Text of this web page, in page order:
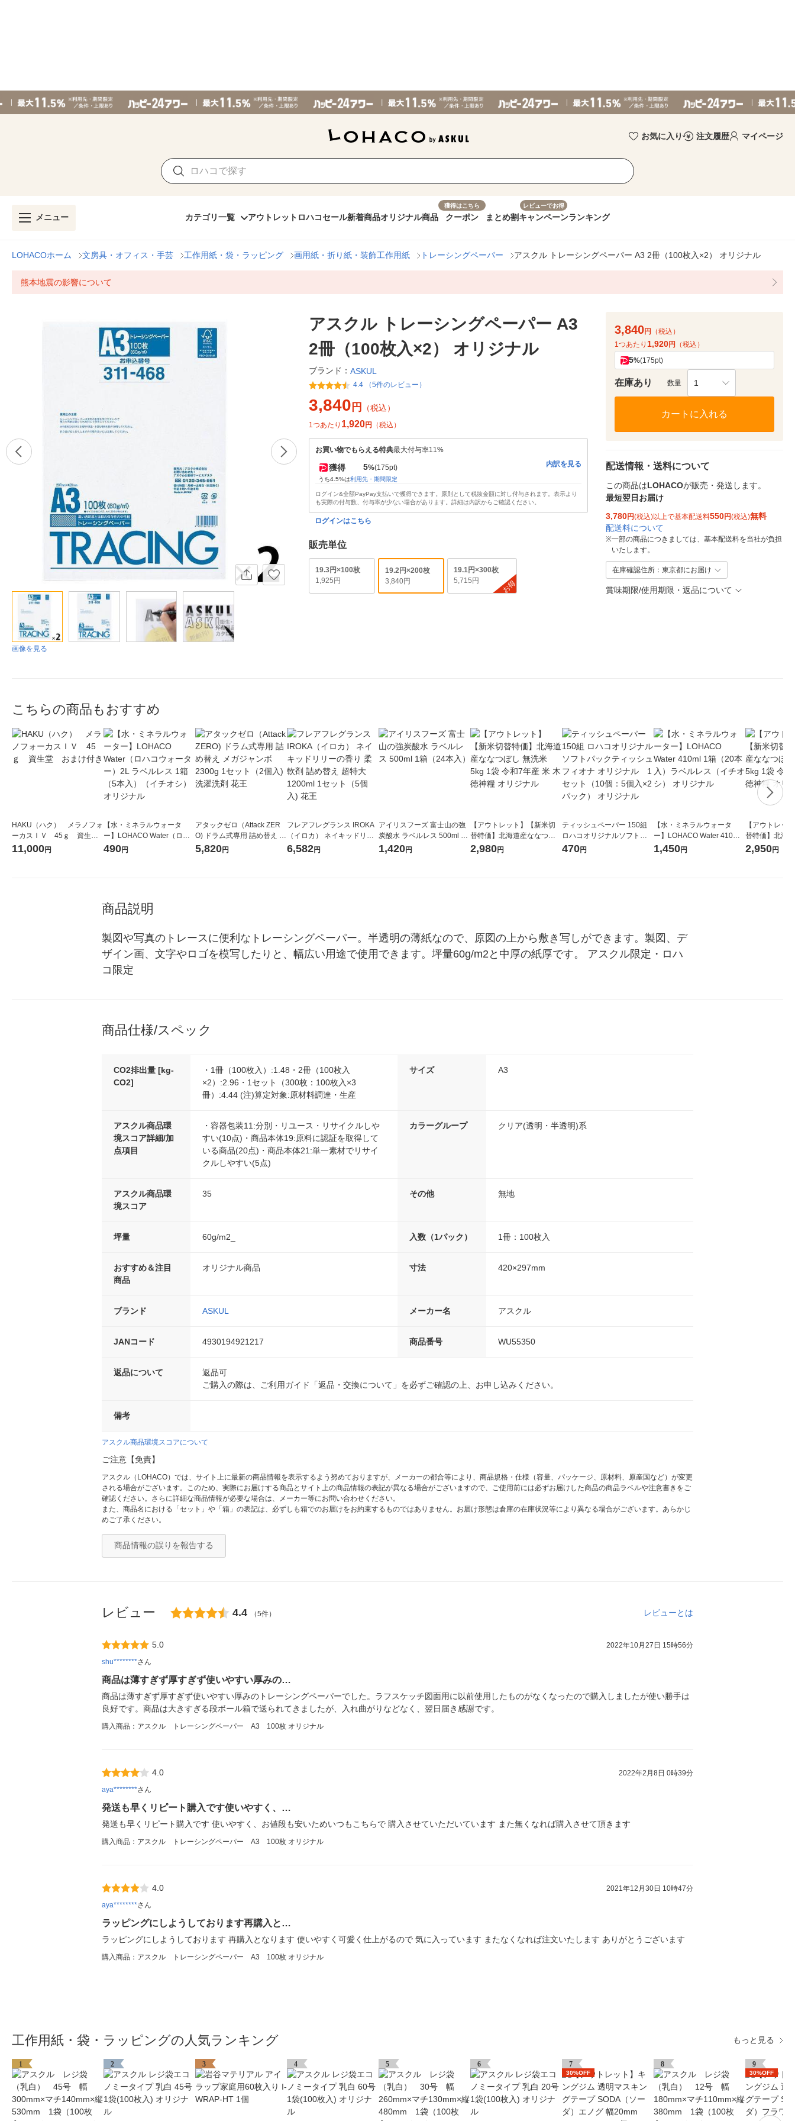
お気に入り 注文履歴 マイページ
メニュー カテゴリ一覧 アウトレット ロハコセール新着商品オリジナル商品
獲得はこちら
クーポン まとめ割
レビューでお得
キャンペーンランキング
LOHACOホーム 文房具・オフィス・手芸 工作用紙・袋・ラッピング 画用紙・折り紙・装飾工作用紙 トレーシングペーパー アスクル トレーシングペーパー A3 2冊（100枚入×2） オリジナル
熊本地震の影響について
画像を見る
アスクル トレーシングペーパー A3
2冊（100枚入×2） オリジナル
ブランド： ASKUL
4.4 （5件のレビュー）
3,840 円 （税込）
1つあたり 1,920円 （税込）
お買い物でもらえる特典最大付与率11%
獲得 5%(175pt)
うち4.5%は利用先・期間限定
内訳を見る
ログイン&全額PayPay支払いで獲得できます。原則として税抜金額に対し付与されます。表示より
も実際の付与数、付与率が少ない場合があります。詳細は内訳からご確認ください。
ログインはこちら
販売単位
19.3円×100枚
1,925円
19.2円×200枚
3,840円
19.1円×300枚
5,715円
お得
3,840円
（税込）
1つあたり 1,920円 （税込）
5%(175pt)
在庫あり 数量 1
カートに入れる
配送情報・送料について
この商品はLOHACOが販売・発送します。
最短翌日お届け
3,780円(税込)以上で基本配送料550円(税込)無料
配送料について
※一部の商品につきましては、基本配送料を当社が負担
いたします。
在庫確認住所：東京都にお届け
賞味期限/使用期限・返品について
こちらの商品もおすすめ
HAKU（ハク） メラノフォ
ーカスＩＶ 45ｇ 資生
堂 おまけ付き
11,000円
【水・ミネラルウォータ
ー】LOHACO Water（ロハ
コウォーター）2L ラベルレ
490円
アタックゼロ（Attack ZER
O) ドラム式専用 詰め替え メ
ガジャンボ 2300g 1セット
5,820円
フレアフレグランス IROKA
（イロカ） ネイキッドリリ
ーの香り 柔軟剤 詰め替え 超
6,582円
アイリスフーズ 富士山の強
炭酸水 ラベルレス 500ml 1
箱（24本入）
1,420円
【アウトレット】【新米切
替特価】北海道産ななつぼ
し 無洗米 5kg 1袋 令和7年産
2,980円
ティッシュペーパー 150組
ロハコオリジナルソフトパ
ックティッシュ フィオナ オ
470円
【水・ミネラルウォータ
ー】LOHACO Water 410ml
1箱（20本入）ラベルレス
1,450円
【アウトレッ
替特価】北海
し 精白米 5kg
2,950円
商品説明
製図や写真のトレースに便利なトレーシングペーパー。半透明の薄紙なので、原図の上から敷き写しができます。製図、デ
ザイン画、文字やロゴを模写したりと、幅広い用途で使用できます。坪量60g/m2と中厚の紙厚です。 アスクル限定・ロハ
コ限定
商品仕様/スペック
CO2排出量 [kg-
CO2]
・1冊（100枚入）:1.48・2冊（100枚入
×2）:2.96・1セット（300枚：100枚入×3
冊）:4.44 (注)算定対象:原材料調達・生産
サイズ A3
アスクル商品環
境スコア詳細/加
点項目
・容器包装11:分別・リユース・リサイクルしや
すい(10点)・商品本体19:原料に認証を取得して
いる商品(20点)・商品本体21:単一素材でリサイ
クルしやすい(5点)
カラーグループ クリア(透明・半透明)系
アスクル商品環
境スコア
35 その他 無地
坪量 60g/m2_ 入数（1パック） 1冊：100枚入
おすすめ＆注目
商品
オリジナル商品 寸法 420×297mm
ブランド ASKUL メーカー名 アスクル
JANコード 4930194921217 商品番号 WU55350
返品について
返品可
ご購入の際は、ご利用ガイド「返品・交換について」を必ずご確認の上、お申し込みください。
備考
アスクル商品環境スコアについて
ご注意【免責】
アスクル（LOHACO）では、サイト上に最新の商品情報を表示するよう努めておりますが、メーカーの都合等により、商品規格・仕様（容量、パッケージ、原材料、原産国など）が変更
される場合がございます。このため、実際にお届けする商品とサイト上の商品情報の表記が異なる場合がございますので、ご使用前には必ずお届けした商品の商品ラベルや注意書きをご
確認ください。さらに詳細な商品情報が必要な場合は、メーカー等にお問い合わせください。
また、商品名における「セット」や「箱」の表記は、必ずしも箱でのお届けをお約束するものではありません。お届け形態は倉庫の在庫状況等により異なる場合がございます。あらかじ
めご了承ください。
商品情報の誤りを報告する
レビュー 4.4 （5件） レビューとは
5.0
2022年10月27日 15時56分
shu********さん
商品は薄すぎず厚すぎず使いやすい厚みの…
商品は薄すぎず厚すぎず使いやすい厚みのトレーシングペーパーでした。ラフスケッチ図面用に以前使用したものがなくなったので購入しましたが使い勝手は
良好です。商品は大きすぎる段ボール箱で送られてきましたが、入れ曲がりなどなく、翌日届き感謝です。
購入商品：アスクル トレーシングペーパー A3 100枚 オリジナル
4.0
2022年2月8日 0時39分
aya********さん
発送も早くリピート購入です使いやすく、…
発送も早くリピート購入です 使いやすく、お値段も安いためいつもこちらで 購入させていただいています また無くなれば購入させて頂きます
購入商品：アスクル トレーシングペーパー A3 100枚 オリジナル
4.0
2021年12月30日 10時47分
aya********さん
ラッピングにしようしております再購入と…
ラッピングにしようしております 再購入となります 使いやすく可愛く仕上がるので 気に入っています またなくなれば注文いたします ありがとうございます
購入商品：アスクル トレーシングペーパー A3 100枚 オリジナル
工作用紙・袋・ラッピングの人気ランキング もっと見る
1 2 3 4 5 6 7
30%OFF
8 9
30%OFF